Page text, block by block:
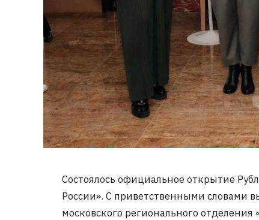
Состоялось официальное открытие
России». С приветственными словами
московского регионального